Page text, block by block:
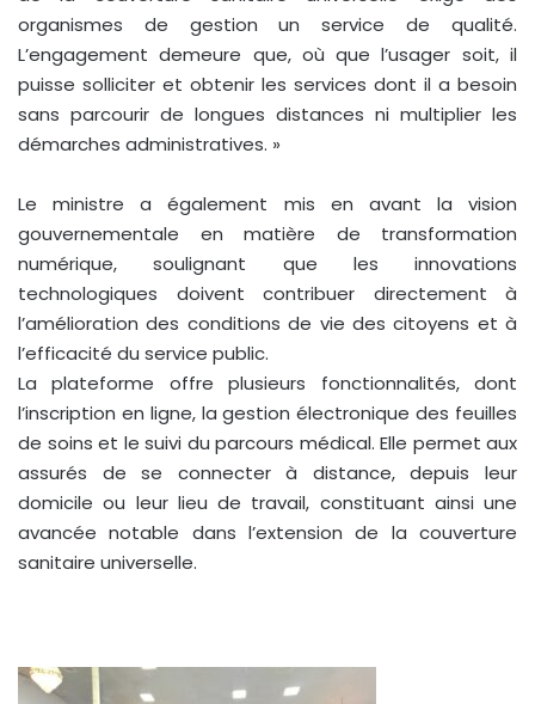
organismes de gestion un service de qualité.
L’engagement demeure que, où que l’usager soit, il
puisse solliciter et obtenir les services dont il a besoin
sans parcourir de longues distances ni multiplier les
démarches administratives. »
Le ministre a également mis en avant la vision
gouvernementale en matière de transformation
numérique, soulignant que les innovations
technologiques doivent contribuer directement à
l’amélioration des conditions de vie des citoyens et à
l’efficacité du service public.
La plateforme offre plusieurs fonctionnalités, dont
l’inscription en ligne, la gestion électronique des feuilles
de soins et le suivi du parcours médical. Elle permet aux
assurés de se connecter à distance, depuis leur
domicile ou leur lieu de travail, constituant ainsi une
avancée notable dans l’extension de la couverture
sanitaire universelle.